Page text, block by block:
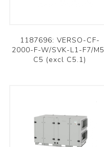
1187696: VERSO-CF-
2000-F-W/SVK-L1-F7/
C5 (excl C5.1)